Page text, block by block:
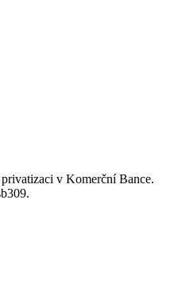
v Komerční Bance.